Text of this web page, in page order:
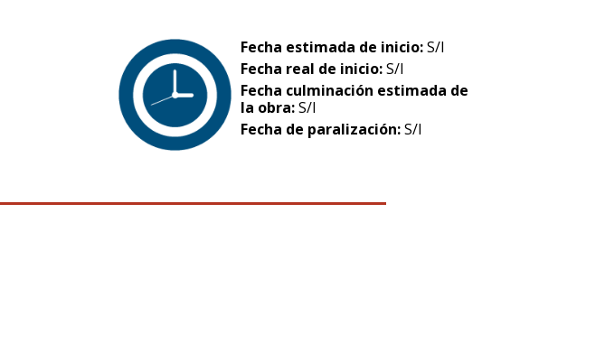
Fecha estimada de inicio:S/I
Fecha real de inicio:S/I
Fecha culminación estimada de
la obra:S/I
Fecha de paralización:S/I